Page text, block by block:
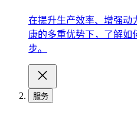
在提升生产效率、增强动
康的多重优势下，了解如
步。
服务